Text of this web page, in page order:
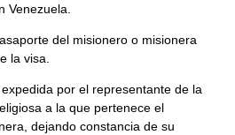
Venezuela.
del misionero o misionera
la visa.
por el representante de la
a la que pertenece el
dejando constancia de su